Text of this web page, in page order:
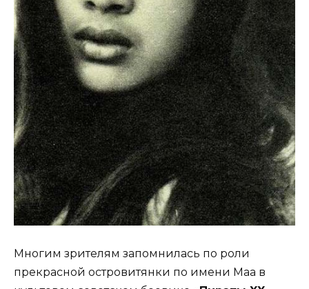
Многим зрителям запомнилась по роли
прекрасной островитянки по имени Маа в